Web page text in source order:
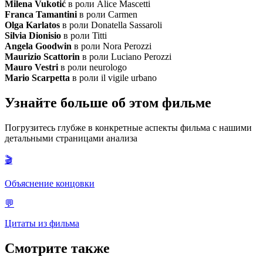
Milena Vukotić в роли Alice Mascetti
Franca Tamantini в роли Carmen
Olga Karlatos в роли Donatella Sassaroli
Silvia Dionisio в роли Titti
Angela Goodwin в роли Nora Perozzi
Maurizio Scattorin в роли Luciano Perozzi
Mauro Vestri в роли neurologo
Mario Scarpetta в роли il vigile urbano
Узнайте больше об этом фильме
Погрузитесь глубже в конкретные аспекты фильма с нашими
детальными страницами анализа
🎬
Объяснение концовки
💬
Цитаты из фильма
Смотрите также